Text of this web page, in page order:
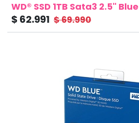
WD® SSD 1TB Sata3 2.5" Blue
$ 62.991 $69.990